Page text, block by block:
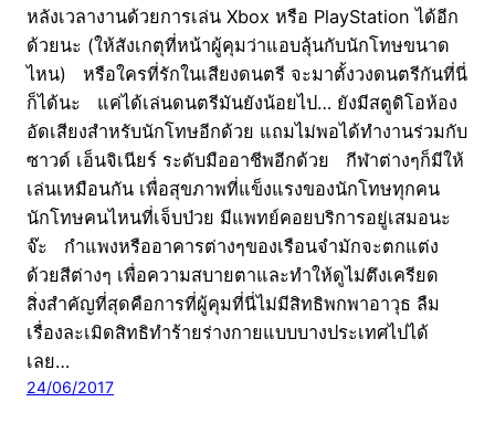
หลังเวลางานด้วยการเล่น Xbox หรือ PlayStation ได้อีก
ด้วยนะ (ให้สังเกตุที่หน้าผู้คุมว่าแอบลุ้นกับนักโทษขนาด
ไหน) หรือใครที่รักในเสียงดนตรี จะมาตั้งวงดนตรีกันที่นี่
ก็ได้นะ แค่ได้เล่นดนตรีมันยังน้อยไป… ยังมีสตูดิโอห้อง
อัดเสียงสำหรับนักโทษอีกด้วย แถมไม่พอได้ทำงานร่วมกับ
ซาวด์ เอ็นจิเนียร์ ระดับมืออาชีพอีกด้วย กีฬาต่างๆก็มีให้
เล่นเหมือนกัน เพื่อสุขภาพที่แข็งแรงของนักโทษทุกคน
นักโทษคนไหนที่เจ็บป่วย มีแพทย์คอยบริการอยู่เสมอนะ
จ๊ะ กำแพงหรืออาคารต่างๆของเรือนจำมักจะตกแต่ง
ด้วยสีต่างๆ เพื่อความสบายตาและทำให้ดูไม่ตึงเครียด
สิ่งสำคัญที่สุดคือการที่ผู้คุมที่นี่ไม่มีสิทธิพกพาอาวุธ ลืม
เรื่องละเมิดสิทธิทำร้ายร่างกายแบบบางประเทศไปได้
เลย…
24/06/2017